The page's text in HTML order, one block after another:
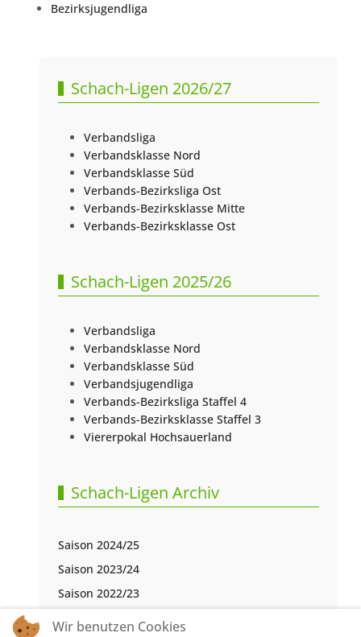
Bezirksjugendliga
Schach-Ligen 2026/27
Verbandsliga
Verbandsklasse Nord
Verbandsklasse Süd
Verbands-Bezirksliga Ost
Verbands-Bezirksklasse Mitte
Verbands-Bezirksklasse Ost
Schach-Ligen 2025/26
Verbandsliga
Verbandsklasse Nord
Verbandsklasse Süd
Verbandsjugendliga
Verbands-Bezirksliga Staffel 4
Verbands-Bezirksklasse Staffel 3
Viererpokal Hochsauerland
Schach-Ligen Archiv
Saison 2024/25
Saison 2023/24
Saison 2022/23
Saison 2021/22
Wir benutzen Cookies